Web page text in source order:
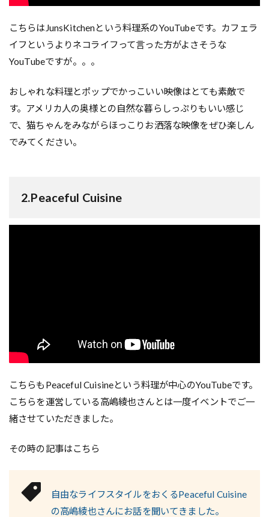
こちらはJunsKitchenという料理系のYouTubeです。カフェラ
イフというよりネコライフって言った方がよさそうな
YouTubeですが。。。
おしゃれな料理とポップでかっこいい映像はとても素敵で
す。アメリカ人の奥様との自然な暮らしっぷりもいい感じ
で、猫ちゃんをみながらほっこりお洒落な映像をぜひ楽しん
でみてください。
2.Peaceful Cuisine
こちらもPeaceful Cuisineという料理が中心のYouTubeです。
こちらを運営している高嶋綾也さんとは一度イベントでご一
緒させていただきました。
その時の記事はこちら
自由なライフスタイルをおくるPeaceful Cuisine
の高嶋綾也さんにお話を聞いてきました。